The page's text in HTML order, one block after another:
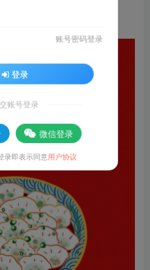
账号密码登录
登录
账号登录
微信登录
录即表示同意用户协议